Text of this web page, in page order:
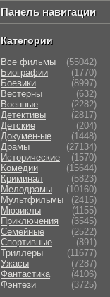
Панель навигации
Категории
Все фильмы
(55042)
Биографии
(1770)
Боевики
(8997)
Вестерны
(632)
Военные
(2282)
Детективы
(2817)
Детские
(204)
Докумен-ые
(1448)
Драмы
(27134)
Исторические
(1570)
Комедии
(15644)
Криминал
(5823)
Мелодрамы
(10160)
Мультфильмы
(2415)
Мюзиклы
(1155)
Приключения
(3545)
Семейные
(2522)
Cпортивные
(891)
Триллеры
(11677)
Ужасы
(7287)
Фантастика
(4106)
Фэнтези
(3725)